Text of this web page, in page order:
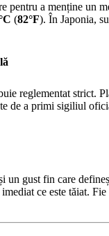
pentru a menține un
(82°F). În Japonia,
reglementat strict.
de a primi sigiliul
un gust fin care
ce este tăiat.